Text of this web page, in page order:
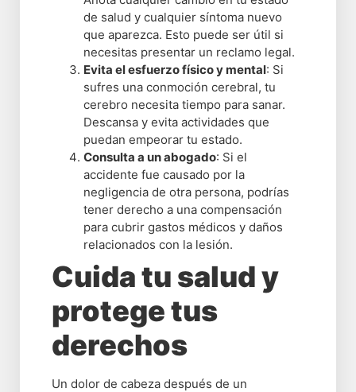
de salud y cualquier síntoma nuevo
que aparezca. Esto puede ser útil si
necesitas presentar un reclamo legal.
Evita el esfuerzo físico y mental: Si
sufres una conmoción cerebral, tu
cerebro necesita tiempo para sanar.
Descansa y evita actividades que
puedan empeorar tu estado.
Consulta a un abogado: Si el
accidente fue causado por la
negligencia de otra persona, podrías
tener derecho a una compensación
para cubrir gastos médicos y daños
relacionados con la lesión.
Cuida tu salud y
protege tus
derechos
Un dolor de cabeza después de un